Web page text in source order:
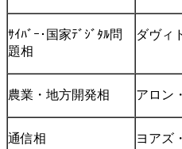
ｻｲﾊﾞｰ･国家ﾃﾞｼﾞﾀﾙ問
題相
ダヴィ
農業・地方開発相 アロン
通信相 ヨアズ